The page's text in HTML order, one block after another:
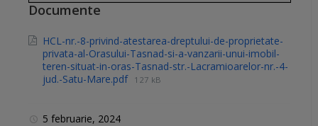
Documente
HCL-nr.-8-privind-atestarea-dreptului-de-proprietate-
privata-al-Orasului-Tasnad-si-a-vanzarii-unui-imobil-
teren-situat-in-oras-Tasnad-str.-Lacramioarelor-nr.-4-
jud.-Satu-Mare.pdf 127 kB
5 februarie, 2024